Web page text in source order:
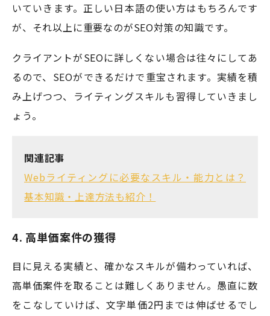
いていきます。正しい日本語の使い方はもちろんです
が、それ以上に重要なのがSEO対策の知識です。
クライアントがSEOに詳しくない場合は往々にしてあ
るので、SEOができるだけで重宝されます。実績を積
み上げつつ、ライティングスキルも習得していきまし
ょう。
関連記事
Webライティングに必要なスキル・能力とは？
基本知識・上達方法も紹介！
4. 高単価案件の獲得
目に見える実績と、確かなスキルが備わっていれば、
高単価案件を取ることは難しくありません。愚直に数
をこなしていけば、文字単価2円までは伸ばせるでし